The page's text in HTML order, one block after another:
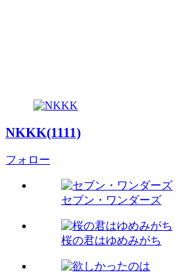
NKKK(1111)
フォロー
セブン・ワンダーズ
桜の君はゆめみがち